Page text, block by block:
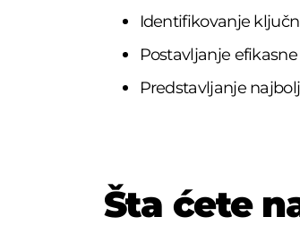
Identifikovanje
Postavljanje
Predstavljanje
Šta ćete